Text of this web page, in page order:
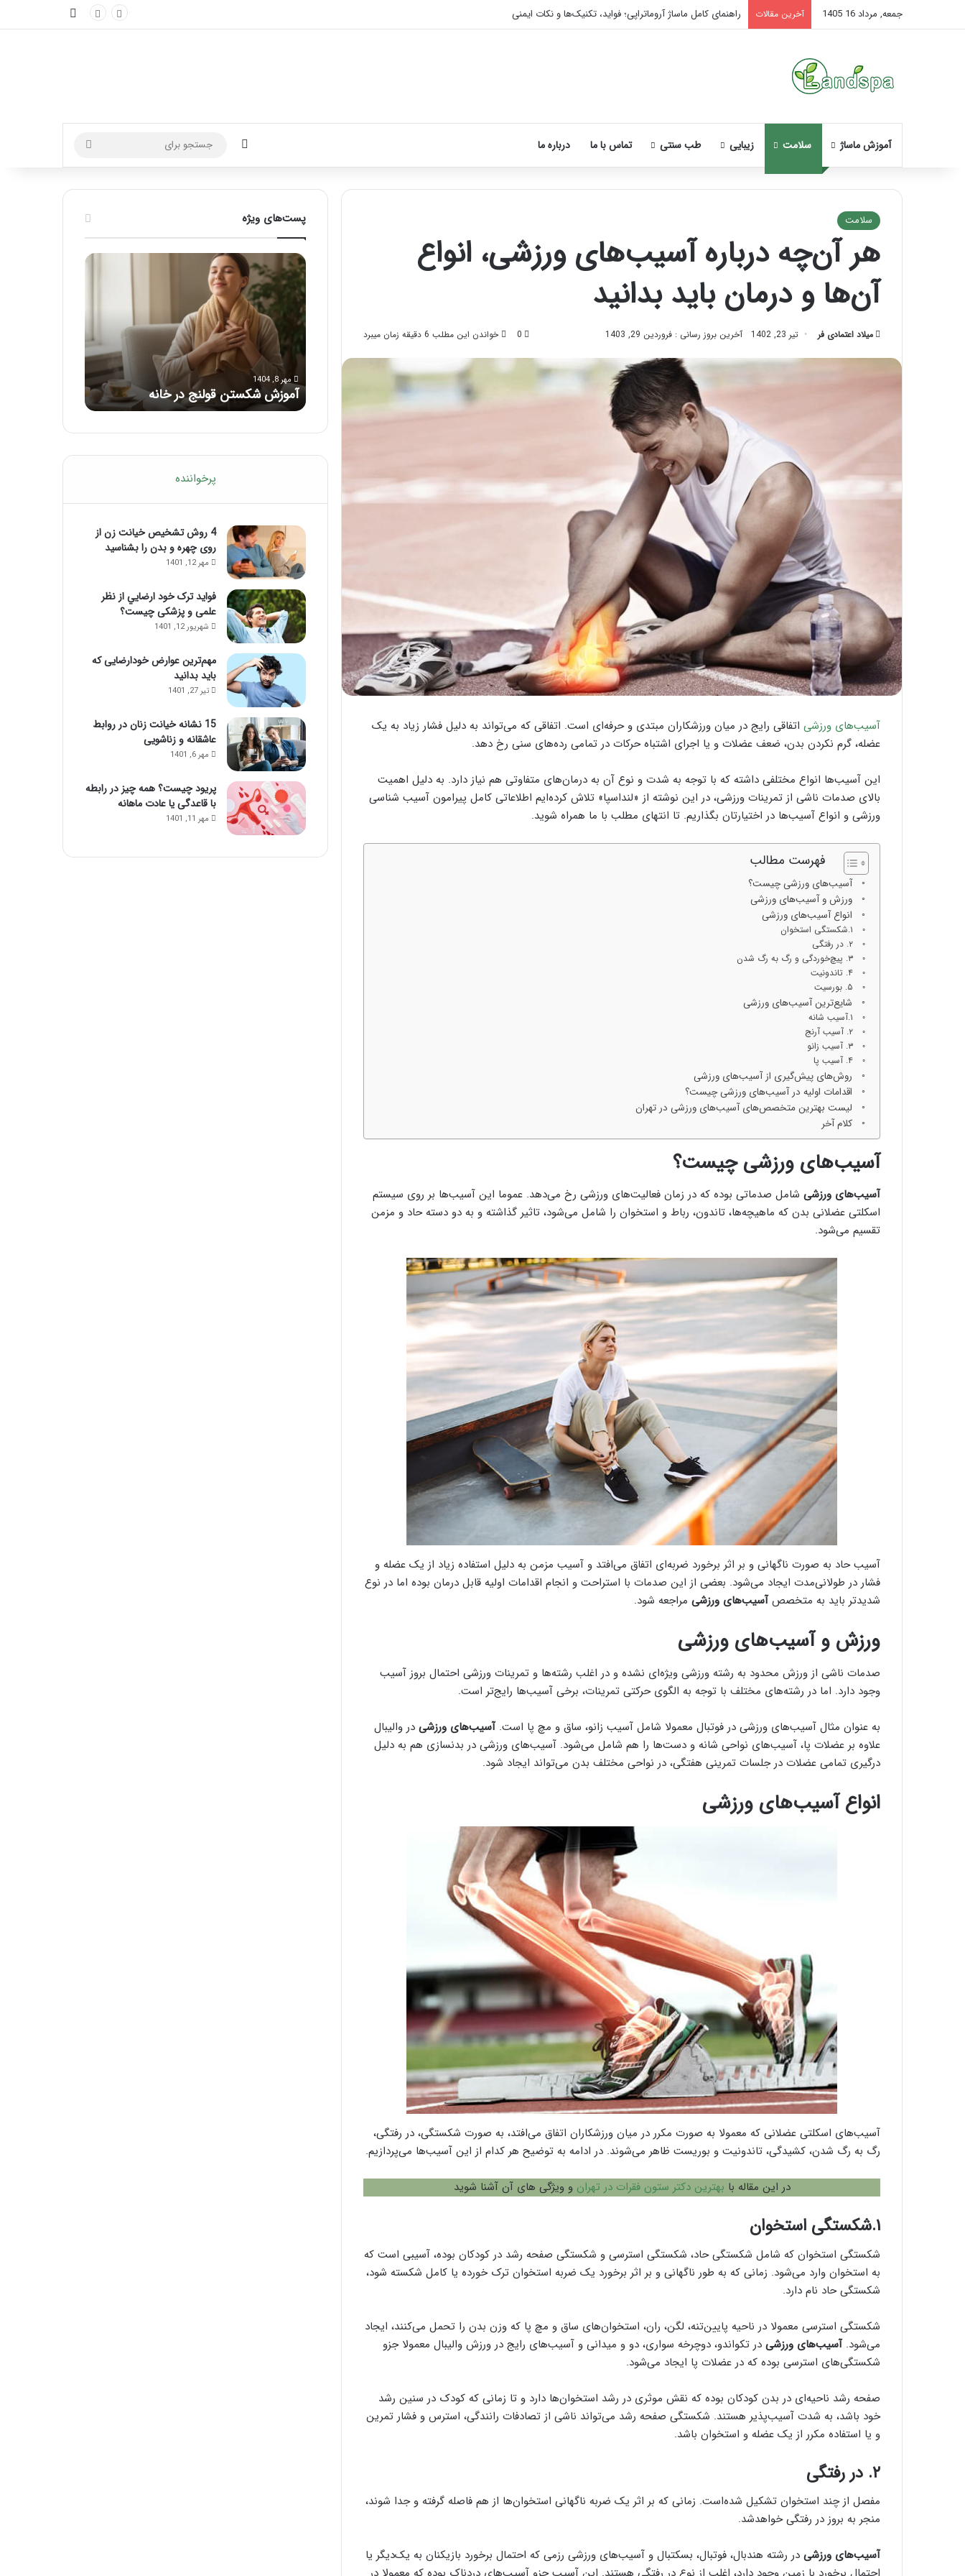
جمعه, مرداد 16 1405 آخرین مقالات راهنمای کامل ماساژ آروماتراپی؛ فواید، تکنیک‌ها و نکات ایمنی
آموزش ماساژ سلامت زیبایی طب سنتی تماس با ما درباره ما تغییر پوسته
برای
سلامت
هر آن‌چه درباره آسیب‌های ورزشی، انواع
آن‌ها و درمان باید بدانید
میلاد اعتمادی فر تیر 23, 1402 آخرین بروز رسانی : فروردین 29, 1403 0 خواندن این مطلب 6 دقیقه زمان میبرد
آسیب‌های ورزشی اتفاقی رایج در میان ورزشکاران مبتدی و حرفه‌ای است. اتفاقی که می‌تواند به دلیل فشار زیاد به یک
عضله، گرم نکردن بدن، ضعف عضلات و یا اجرای اشتباه حرکات در تمامی رده‌های سنی رخ دهد.
این آسیب‌ها انواع مختلفی داشته که با توجه به شدت و نوع آن به درمان‌های متفاوتی هم نیاز دارد. به دلیل اهمیت
بالای صدمات ناشی از تمرینات ورزشی، در این نوشته از «لنداسپا» تلاش کرده‌ایم اطلاعاتی کامل پیرامون آسیب شناسی
ورزشی و انواع آسیب‌ها در اختیارتان بگذاریم. تا انتهای مطلب با ما همراه شوید.
فهرست مطالب
آسیب‌های ورزشی چیست؟
ورزش و آسیب‌های ورزشی
انواع آسیب‌های ورزشی
۱.شکستگی استخوان
۲. در رفتگی
۳. پیچ‌خوردگی و رگ به رگ شدن
۴. تاندونیت
۵. بورسیت
شایع‌ترین آسیب‌های ورزشی
۱.آسیب شانه
۲. آسیب آرنج
۳. آسیب زانو
۴. آسیب پا
روش‌های پیش‌گیری از آسیب‌های ورزشی
اقدامات اولیه در آسیب‌های ورزشی چیست؟
لیست بهترین متخصص‌‌های آسیب‌های ورزشی در تهران
کلام آخر
آسیب‌های ورزشی چیست؟
آسیب‌های ورزشی شامل صدماتی بوده که در زمان فعالیت‌های ورزشی رخ می‌دهد. عموما این آسیب‌ها بر روی سیستم
اسکلتی عضلانی بدن که ماهیچه‌ها، تاندون، رباط و استخوان را شامل می‌شود، تاثیر گذاشته و به دو دسته حاد و مزمن
تقسیم می‌شود.
آسیب حاد به صورت ناگهانی و بر اثر برخورد ضربه‌ای اتفاق می‌افتد و آسیب مزمن به دلیل استفاده زیاد از یک عضله و
فشار در طولانی‌مدت ایجاد می‌شود. بعضی از این صدمات با استراحت و انجام اقدامات اولیه قابل درمان بوده اما در نوع
شدیدتر باید به متخصصآسیب‌های ورزشی مراجعه شود.
ورزش و آسیب‌های ورزشی
صدمات ناشی از ورزش محدود به رشته ورزشی ویژه‌ای نشده و در اغلب رشته‌ها و تمرینات ورزشی احتمال بروز آسیب
وجود دارد. اما در رشته‌های مختلف با توجه به الگوی حرکتی تمرینات، برخی آسیب‌ها رایج‌تر است.
به عنوان مثال آسیب‌های ورزشی در فوتبال معمولا شامل آسیب زانو، ساق و مچ پا است.آسیب‌های ورزشی در والیبال
علاوه بر عضلات پا، آسیب‌های نواحی شانه و دست‌ها را هم شامل می‌شود. آسیب‌های ورزشی در بدنسازی هم به دلیل
درگیری تمامی عضلات در جلسات تمرینی هفتگی، در نواحی مختلف بدن می‌تواند ایجاد شود.
انواع آسیب‌های ورزشی
آسیب‌های اسکلتی عضلانی که معمولا به صورت مکرر در میان ورزشکاران اتفاق می‌افتد، به صورت شکستگی، در رفتگی،
رگ‌ به رگ شدن، کشیدگی، تاندونیت و بوریست ظاهر می‌شوند. در ادامه به توضیح هر کدام از این آسیب‌ها می‌پردازیم.
در این مقاله با بهترین دکتر ستون فقرات در تهران و ویژگی های آن آشنا شوید
۱.شکستگی استخوان
شکستگی استخوان که شامل شکستگی حاد، شکستگی استرسی و شکستگی صفحه رشد در کودکان بوده، آسیبی است که
به استخوان وارد می‌شود. زمانی که به طور ناگهانی و بر اثر برخورد یک ضربه استخوان ترک خورده یا کامل شکسته شود،
شکستگی حاد نام دارد.
شکستگی استرسی معمولا در ناحیه پایین‌تنه، لگن، ران، استخوان‌های ساق و مچ پا که وزن بدن را تحمل می‌کنند، ایجاد
می‌شود.آسیب‌های ورزشی در تکواندو، دوچرخه سواری، دو و میدانی و آسیب‌های رایج در ورزش والیبال معمولا جزو
شکستگی‌های استرسی بوده که در عضلات پا ایجاد می‌شود.
صفحه رشد ناحیه‌ای در بدن کودکان بوده که نقش موثری در رشد استخوان‌ها دارد و تا زمانی که کودک در سنین رشد
خود باشد، به شدت آسیب‌پذیر هستند. شکستگی صفحه رشد می‌تواند ناشی از تصادفات رانندگی، استرس و فشار تمرین
و یا استفاده مکرر از یک عضله و استخوان باشد.
۲. در رفتگی
مفصل از چند استخوان تشکیل شده‌است. زمانی که بر اثر یک ضربه ناگهانی استخوان‌ها از هم فاصله گرفته و جدا شوند،
منجر به بروز در رفتگی خواهدشد.
آسیب‌های ورزشی در رشته هندبال، فوتبال، بسکتبال و آسیب‌های ورزشی رزمی که احتمال برخورد بازیکنان به یک‌دیگر یا
پست‌های ویژه
نحوه
ماساژ
صورت
بعد
تزریق
بایدها
تیر 28, 1404
نحوه ماساژ صورت بعد از تزریق چربی؛
بایدها و نبایدهای آن!
آموزش
شکستن
آموزش شکستن قولنج در خانه
ماساژ
برای
بهبود
تمرکز
ذهنی؛
با
این
حواس‌جمع
شوید!
مرداد 6, 1404
ماساژ برای بهبود تمرکز ذهنی؛ با این
ماساژ حواس‌جمع شوید!
راهنمای
بعد
از
پرخواننده
4 روش تشخیص خیانت زن از
روی چهره و بدن را بشناسید
مهر 12, 1401
فواید ترک خود ارضايي از نظر
علمی و پزشکی چیست؟
شهریور 12, 1401
مهم‌ترین عوارض خودارضایی که
باید بدانید
تیر 27, 1401
15 نشانه خیانت زنان در روابط
عاشقانه و زناشویی
مهر 6, 1401
پریود چیست؟ همه چیز در رابطه
با قاعدگی یا عادت ماهانه
مهر 11, 1401